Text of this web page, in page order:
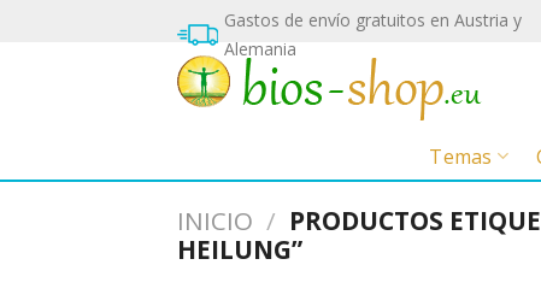
Gastos de envío gratuitos en Austria y
Alemania
Temas
INICIO / PRODUCTOS
HEILUNG”